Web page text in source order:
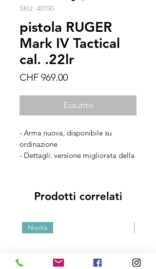
SKU: 40150
pistola RUGER
Mark IV Tactical
cal. .22lr
CHF 969.00Prezzo
Esaurito
- Arma nuova, disponibile su
ordinazione
- Dettagli: versione migliorata della
Prodotti correlati
Novità